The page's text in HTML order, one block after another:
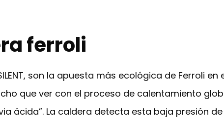
ferroli
son la apuesta más ecológica de Ferroli
que ver con el proceso de calentamiento
ácida”. La caldera detecta esta baja presión